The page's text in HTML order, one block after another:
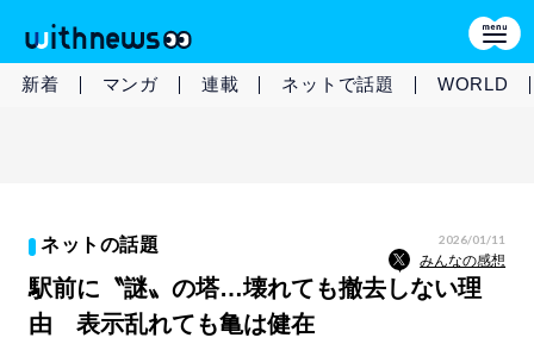
新着 マンガ 連載 ネットで話題 WORLD
ネットの話題 2026/01/11
みんなの感想
駅前に〝謎〟の塔…壊れても撤去しない理
由 表示乱れても亀は健在